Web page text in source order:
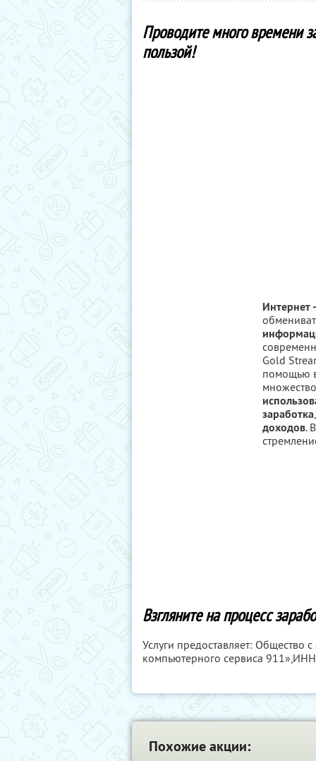
Проводите много времени
пользой!
Интернет
Gold
помощью
заработка
доходов.
Взгляните на процесс
Услуги предоставляет: Общество
компьютерного сервиса 911»,ИНН
Похожие акции: